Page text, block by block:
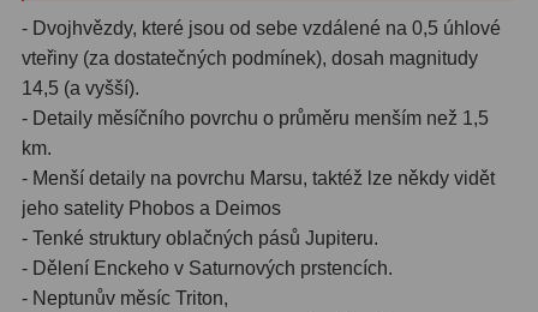
Binokulární dalekohledy
Astronomické
Lovecké a turistické
Námořní11
Sportovní54
Kapesní14
- Dvojhvězdy, které jsou od sebe vzdálené na 0,5 úhlové
vteřiny (za dostatečných podmínek), dosah magnitudy
14,5 (a vyšší).
- Detaily měsíčního povrchu o průměru menším než 1,5
km.
- Menší detaily na povrchu Marsu, taktéž lze někdy vidět
jeho satelity Phobos a Deimos
- Tenké struktury oblačných pásů Jupiteru.
- Dělení Enckeho v Saturnových prstencích.
- Neptunův měsíc Triton,